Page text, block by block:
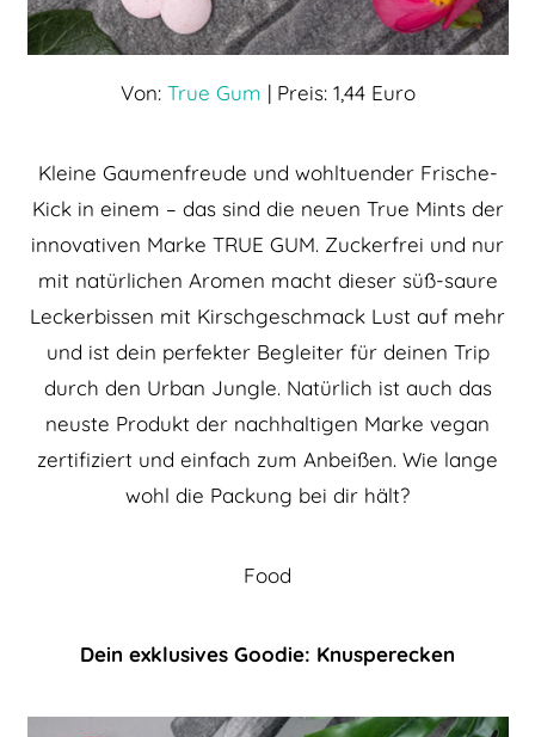
Von: True Gum | Preis: 1,44 Euro
Kleine Gaumenfreude und wohltuender Frische-
Kick in einem – das sind die neuen True Mints der
innovativen Marke TRUE GUM. Zuckerfrei und nur
mit natürlichen Aromen macht dieser süß-saure
Leckerbissen mit Kirschgeschmack Lust auf mehr
und ist dein perfekter Begleiter für deinen Trip
durch den Urban Jungle. Natürlich ist auch das
neuste Produkt der nachhaltigen Marke vegan
zertifiziert und einfach zum Anbeißen. Wie lange
wohl die Packung bei dir hält?
Food
Dein exklusives Goodie: Knusperecken